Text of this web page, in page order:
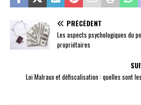
PRÉCÉDENT
Les aspects psychologiques du
propriétaires
Loi Malraux et défiscalisation : quelles sont